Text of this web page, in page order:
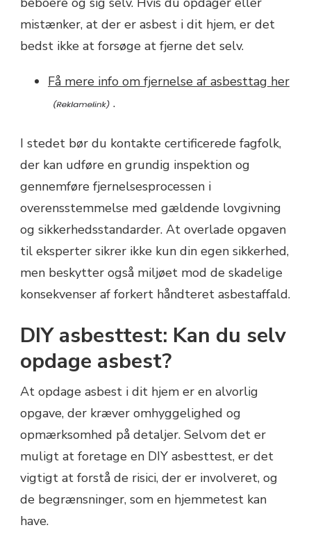
mistænker, at der er asbest i dit hjem, er det
bedst ikke at forsøge at fjerne det selv.
Få mere info om fjernelse af asbesttag her
.
I stedet bør du kontakte certificerede fagfolk,
der kan udføre en grundig inspektion og
gennemføre fjernelsesprocessen i
overensstemmelse med gældende lovgivning
og sikkerhedsstandarder. At overlade opgaven
til eksperter sikrer ikke kun din egen sikkerhed,
men beskytter også miljøet mod de skadelige
konsekvenser af forkert håndteret asbestaffald.
DIY asbesttest: Kan du selv
opdage asbest?
At opdage asbest i dit hjem er en alvorlig
opgave, der kræver omhyggelighed og
opmærksomhed på detaljer. Selvom det er
muligt at foretage en DIY asbesttest, er det
vigtigt at forstå de risici, der er involveret, og
de begrænsninger, som en hjemmetest kan
have.